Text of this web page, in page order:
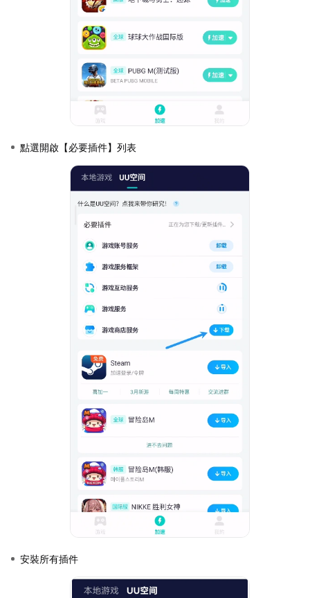
點選開啟【必要插件】列表
安裝所有插件